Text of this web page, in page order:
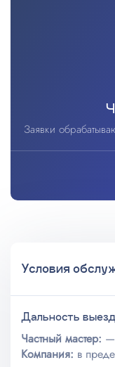
Заявки
Условия
Дальность
Частный мастер: —
Компания: в